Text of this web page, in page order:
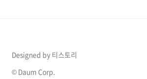
Designed by 티스토리
© Daum Corp.